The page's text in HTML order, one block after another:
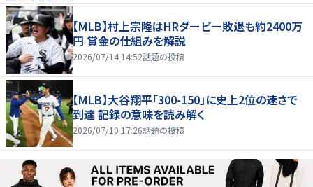
【MLB】村上宗隆はHRダービー敗退も約2400万
円 賞金の仕組みを解説
2026/07/14 14:52話題の投稿
【MLB】大谷翔平「300-150」に史上2位の速さで
到達 記録の意味を読み解く
2026/07/10 17:26話題の投稿